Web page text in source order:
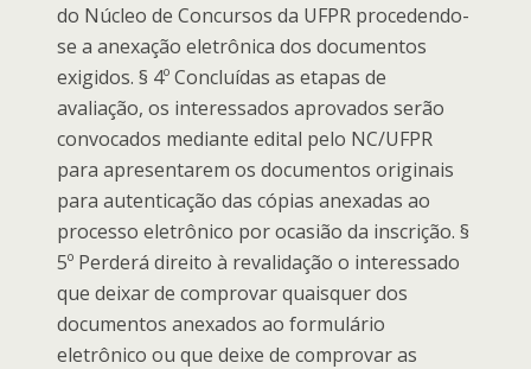
do Núcleo de Concursos da UFPR procedendo-
se a anexação eletrônica dos documentos
exigidos. § 4º Concluídas as etapas de
avaliação, os interessados aprovados serão
convocados mediante edital pelo NC/UFPR
para apresentarem os documentos originais
para autenticação das cópias anexadas ao
processo eletrônico por ocasião da inscrição. §
5º Perderá direito à revalidação o interessado
que deixar de comprovar quaisquer dos
documentos anexados ao formulário
eletrônico ou que deixe de comprovar as